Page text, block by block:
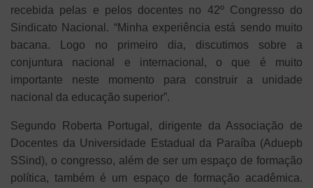
recebida pelas e pelos docentes no 42º Congresso do
Sindicato Nacional. “Minha experiência está sendo muito
bacana. Logo no primeiro dia, discutimos sobre a
conjuntura nacional e internacional, o que é muito
importante neste momento para construir a unidade
nacional da educação superior”.
Segundo Roberta Portugal, dirigente da Associação de
Docentes da Universidade Estadual da Paraíba (Aduepb
SSind), o congresso, além de ser um espaço de formação
política, também é um espaço de formação acadêmica.